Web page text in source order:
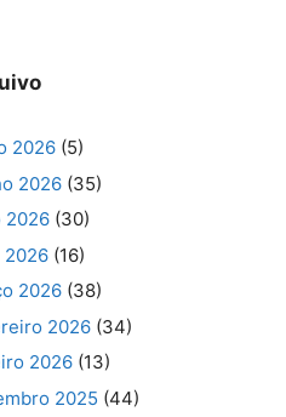
2026 (5)
2026 (35)
2026 (30)
2026 (16)
2026 (38)
2026 (34)
2026 (13)
2025 (44)